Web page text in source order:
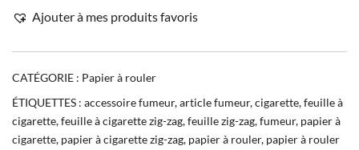
Ajouter à mes produits favoris
CATÉGORIE : Papier à rouler
ÉTIQUETTES : accessoire fumeur,article fumeur,cigarette,feuille à
cigarette,feuille à cigarette zig-zag,feuille zig-zag,fumeur, papier à
cigarette, papier à cigarette zig-zag, papier à rouler, papier à rouler